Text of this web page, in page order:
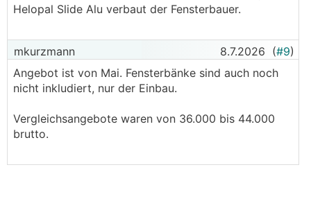
Helopal Slide Alu verbaut der Fensterbauer.
mkurzmann 8.7.2026 (#9)
Angebot ist von Mai. Fensterbänke sind auch noch
nicht inkludiert, nur der Einbau.
Vergleichsangebote waren von 36.000 bis 44.000
brutto.